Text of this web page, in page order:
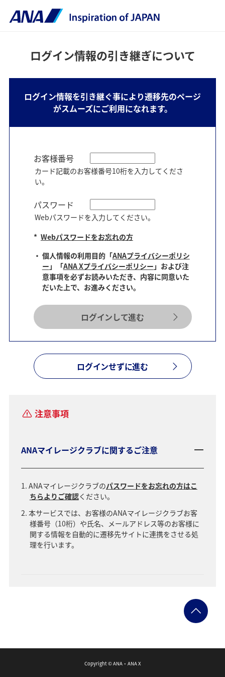
ログイン情報の引き継ぎについて
ログイン情報を引き継ぐ事により遷移先のページ
がスムーズにご利用になれます。
お客様番号
カード記載のお客様番号10桁を入力してくださ
い。
パスワード
Webパスワードを入力してください。
* Webパスワードをお忘れの方
個人情報の利用目的「ANAプライバシーポリシ
ー 」「ANA Xプライバシーポリシー 」および注
意事項を必ずお読みいただき、内容に同意いた
だいた上で、お進みください。
ログインして進む
ログインせずに進む
注意事項
ANAマイレージクラブに関するご注意
ANAマイレージクラブのパスワードをお忘れの方はこ
ちらよりご確認ください。
本サービスでは、お客様のANAマイレージクラブお客
様番号（10桁）や氏名、メールアドレス等のお客様に
関する情報を自動的に遷移先サイトに連携をさせる処
理を行います。
Copyright© ANA・ANA X